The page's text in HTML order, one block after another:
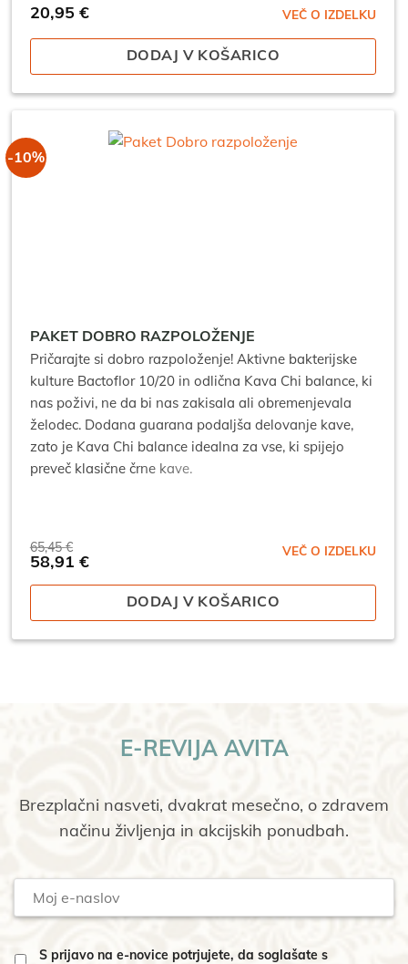
20,95 € VEČ O IZDELKU
DODAJ V KOŠARICO
-10%
PAKET DOBRO RAZPOLOŽENJE
Pričarajte si dobro razpoloženje! Aktivne bakterijske
kulture Bactoflor 10/20 in odlična Kava Chi balance, ki
nas poživi, ne da bi nas zakisala ali obremenjevala
želodec. Dodana guarana podaljša delovanje kave,
zato je Kava Chi balance idealna za vse, ki spijejo
preveč klasične črne kave.
65,45€
Izvirna
cena
je
58,91 €Trenutna
cena
je:
58,91 €.
VEČ O IZDELKU
DODAJ V KOŠARICO
E-REVIJA AVITA
Brezplačni nasveti, dvakrat mesečno, o zdravem
načinu življenja in akcijskih ponudbah.
Moj
naslov
S prijavo na e-novice potrjujete, da soglašate s